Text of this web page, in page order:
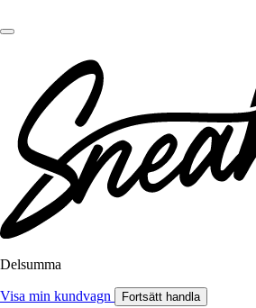
Delsumma
Visa min kundvagn Fortsätt handla